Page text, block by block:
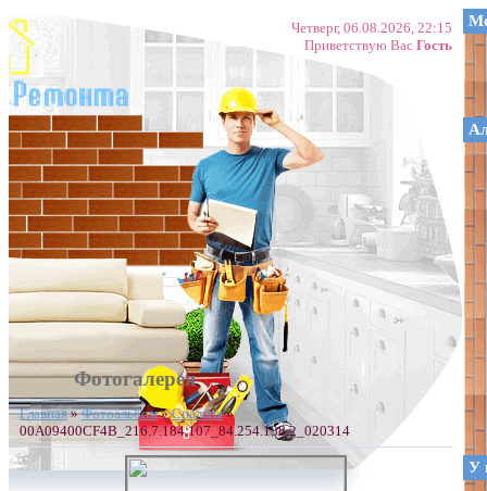
Четверг, 06.08.2026, 22:15
Приветствую Вас Гость
Фотогалерея
Главная»Фотоальбом»Спальня»
00A09400CF4B_216.7.184.107_84.254.138.2_020314
У